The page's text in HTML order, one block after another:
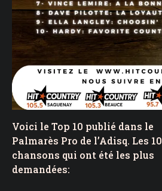
Voici le Top 10 publié dans le
Palmarès Pro de l’Adisq. Les 10
chansons qui ont été les plus
demandées: